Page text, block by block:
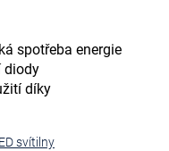
spotřeba energie
diody
díky
svítilny